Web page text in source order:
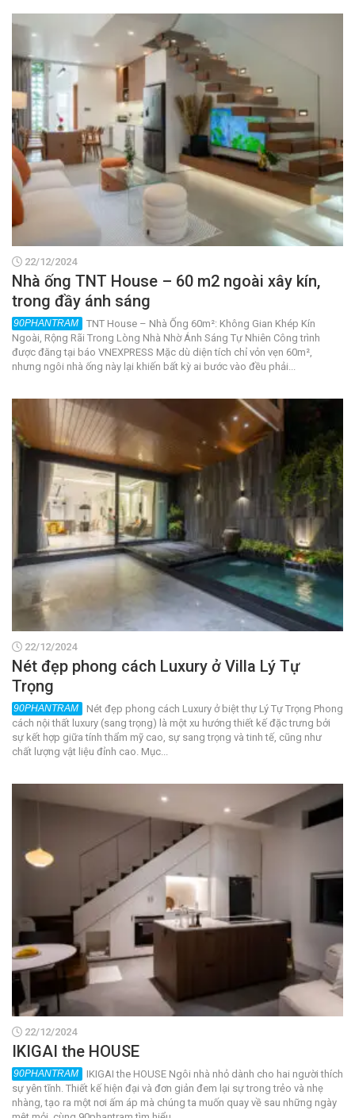
22/12/2024
Nhà ống TNT House – 60 m2 ngoài xây kín,
trong đầy ánh sáng
TNT House – Nhà Ống 60m²: Không Gian Khép Kín
Ngoài, Rộng Rãi Trong Lòng Nhà Nhờ Ánh Sáng Tự Nhiên Công trình
được đăng tại báo VNEXPRESS Mặc dù diện tích chỉ vỏn vẹn 60m²,
nhưng ngôi nhà ống này lại khiến bất kỳ ai bước vào đều phải...
22/12/2024
Nét đẹp phong cách Luxury ở Villa Lý Tự
Trọng
Nét đẹp phong cách Luxury ở biệt thự Lý Tự Trọng Phong
cách nội thất luxury (sang trọng) là một xu hướng thiết kế đặc trưng bởi
sự kết hợp giữa tính thẩm mỹ cao, sự sang trọng và tinh tế, cũng như
chất lượng vật liệu đỉnh cao. Mục...
22/12/2024
IKIGAI the HOUSE
IKIGAI the HOUSE Ngôi nhà nhỏ dành cho hai người thích
sự yên tĩnh. Thiết kế hiện đại và đơn giản đem lại sự trong trẻo và nhẹ
nhàng, tạo ra một nơi ấm áp mà chúng ta muốn quay về sau những ngày